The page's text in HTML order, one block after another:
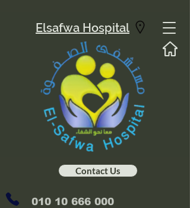
Elsafwa Hospital
010 10 666 000
Contact Us